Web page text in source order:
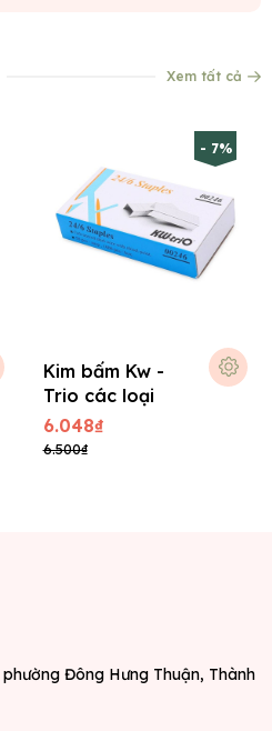
Xem tất cả
- 7%
Kim bấm Kw -
Trio các loại
6.048₫
6.500₫
Đông Hưng Thuận, Thành